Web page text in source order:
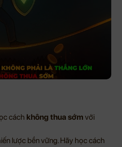
cách không thua sớm với
lược bền vững. Hãy học cách